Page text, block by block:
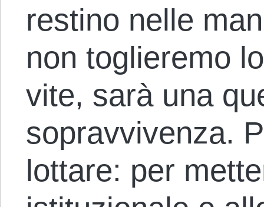
restino nelle
non toglieremo
vite, sarà una
sopravvivenza.
lottare: per